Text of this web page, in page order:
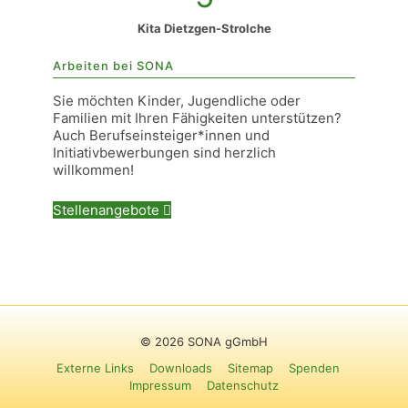
Kita Dietzgen-Strolche
Arbeiten bei SONA
Sie möchten Kinder, Jugendliche oder
Familien mit Ihren Fähigkeiten unterstützen?
Auch Berufseinsteiger*innen und
Initiativbewerbungen sind herzlich
willkommen!
Stellenangebote
© 2026 SONA gGmbH
Externe Links
Downloads Sitemap
Spenden
Impressum
Datenschutz